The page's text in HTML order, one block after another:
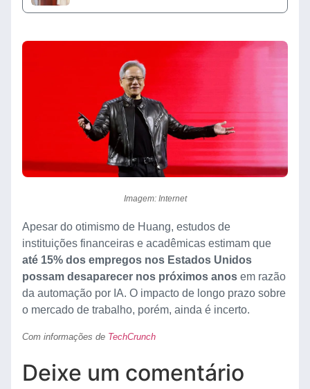
Imagem: Internet
Apesar do otimismo de Huang, estudos de
instituições financeiras e acadêmicas estimam que
até 15% dos empregos nos Estados Unidos
possam desaparecer nos próximos anos em razão
da automação por IA. O impacto de longo prazo sobre
o mercado de trabalho, porém, ainda é incerto.
Com informações de TechCrunch
Deixe um comentário